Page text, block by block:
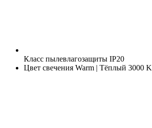
Класс пылевлагозащиты IP20
Цвет свечения Warm | Тёплый 3000 K